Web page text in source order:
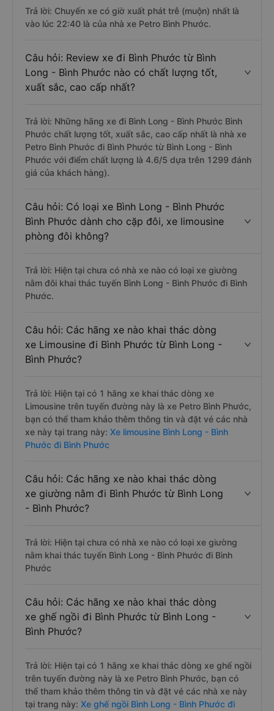
Trả lời: Chuyến xe có giờ xuất phát trễ (muộn) nhất là
vào lúc 22:40 là của nhà xe Petro Bình Phước.
Câu hỏi: Review xe đi Bình Phước từ Bình
Long - Bình Phước nào có chất lượng tốt,
xuất sắc, cao cấp nhất?
Trả lời: Những hãng xe đi Bình Long - Bình Phước Bình
Phước chất lượng tốt, xuất sắc, cao cấp nhất là nhà xe
Petro Bình Phước đi Bình Phước từ Bình Long - Bình
Phước với điểm chất lượng là 4.6/5 dựa trên 1299 đánh
giá của khách hàng).
Câu hỏi: Có loại xe Bình Long - Bình Phước
Bình Phước dành cho cặp đôi, xe limousine
phòng đôi không?
Trả lời: Hiện tại chưa có nhà xe nào có loại xe giường
nằm đôi khai thác tuyến Bình Long - Bình Phước đi Bình
Phước.
Câu hỏi: Các hãng xe nào khai thác dòng
xe Limousine đi Bình Phước từ Bình Long -
Bình Phước?
Trả lời: Hiện tại có 1 hãng xe khai thác dòng xe
Limousine trên tuyến đường này là xe Petro Bình Phước,
bạn có thể tham khảo thêm thông tin và đặt vé các nhà
xe này tại trang này: Xe limousine Bình Long - Bình
Phước đi Bình Phước
Câu hỏi: Các hãng xe nào khai thác dòng
xe giường nằm đi Bình Phước từ Bình Long
- Bình Phước?
Trả lời: Hiện tại chưa có nhà xe nào có loại xe giường
nằm khai thác tuyến Bình Long - Bình Phước đi Bình
Phước
Câu hỏi: Các hãng xe nào khai thác dòng
xe ghế ngồi đi Bình Phước từ Bình Long -
Bình Phước?
Trả lời: Hiện tại có 1 hãng xe khai thác dòng xe ghế ngồi
trên tuyến đường này là xe Petro Bình Phước, bạn có
thể tham khảo thêm thông tin và đặt vé các nhà xe này
tại trang này: Xe ghế ngồi Bình Long - Bình Phước đi